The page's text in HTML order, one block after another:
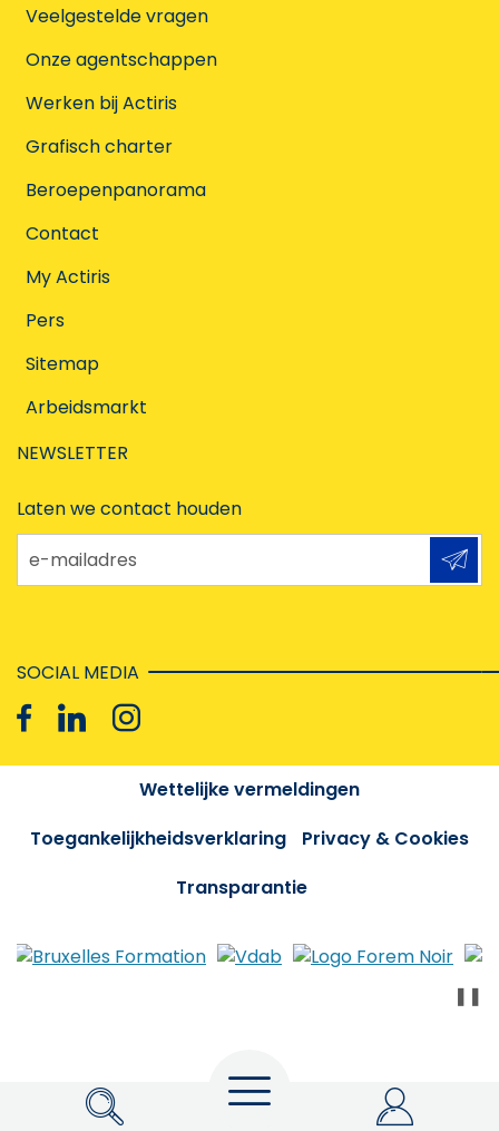
Veelgestelde vragen
Onze agentschappen
Werken bij Actiris
Grafisch charter
Beroepenpanorama
Contact
My Actiris
Pers
Sitemap
Arbeidsmarkt
NEWSLETTER
Laten we contact houden
e-mailadres
SOCIAL MEDIA
Wettelijke vermeldingen
Toegankelijkheidsverklaring
Privacy & Cookies
Transparantie
❚❚